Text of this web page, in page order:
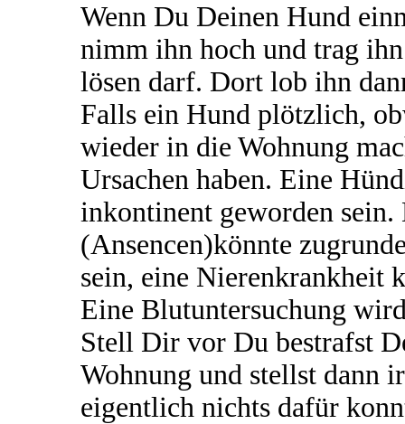
Wenn Du Deinen Hund
nimm ihn hoch und trag
lösen darf. Dort lob ihn
Falls ein Hund plötzlich,
wieder in die Wohnung
Ursachen haben. Eine
inkontinent geworden
(Ansencen)könnte
sein, eine Nierenkrankheit
Eine Blutuntersuchung
Stell Dir vor Du bestrafst
Wohnung und stellst dann
eigentlich nichts dafür